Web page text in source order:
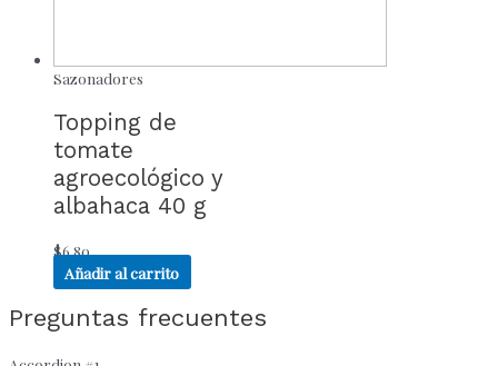
Sazonadores
Topping de
tomate
agroecológico y
albahaca 40 g
$6.80
Añadir al carrito
Preguntas frecuentes